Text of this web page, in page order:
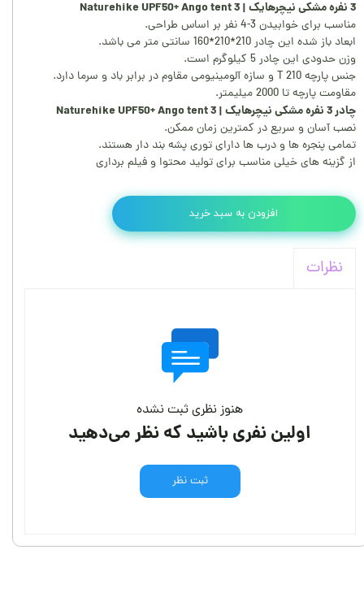
3 نفره مشکی نیچرهایک | Naturehike UPF50+ Ango tent 3
مناسب برای خوابیدن 3-4 نفر بر اساس طراحی.
ابعاد باز شده این چادر 210*210*160 سانتی متر می باشد.
وزن حدودی این چادر 5 کیلوگرم است.
جنس پارچه 210 T و سازه آلومینیومی مقاوم در برابر باد و سرما دارد.
مقاومت پارچه تا 2000 میلیمتر.
چادر 3 نفره مشکی نیچرهایک | Naturehike UPF50+ Ango tent 3
نصب آسان و سریع در کمترین زمان ممکن.
تمامی پنجره ها و درب ها دارای توری پشه بند دار هستند.
از گزینه های خیلی مناسب برای تولید محتوا و فیلم برداری
افزودن به سبد خرید
نظرات
هنوز نظری ثبت نشده
اولین نفری باشید که نظر می‌دهید
ثبت نظر